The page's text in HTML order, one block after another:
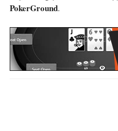
PokerGround.